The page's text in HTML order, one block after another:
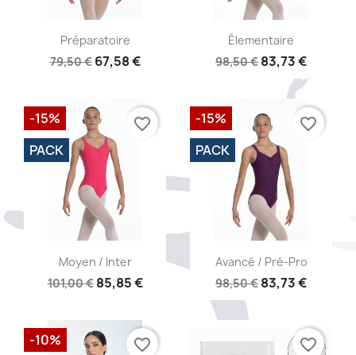
Aperçu rapide
Préparatoire
79,50 € 67,58 €
Aperçu rapide
Élementaire
98,50 € 83,73 €
Aperçu rapide
Moyen / Inter
101,00 € 85,85 €
-15%
PACK
favorite_border
Aperçu rapide
Avancé / Pré-Pro
98,50 € 83,73 €
-15%
PACK
favorite_border
-10%
favorite_border favorite_border